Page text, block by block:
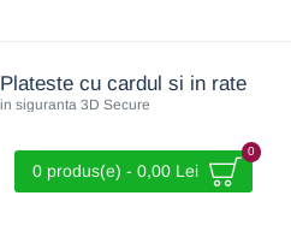
Plateste cu cardul si in rate
in siguranta 3D Secure
0 produs(e) - 0,00 Lei
0